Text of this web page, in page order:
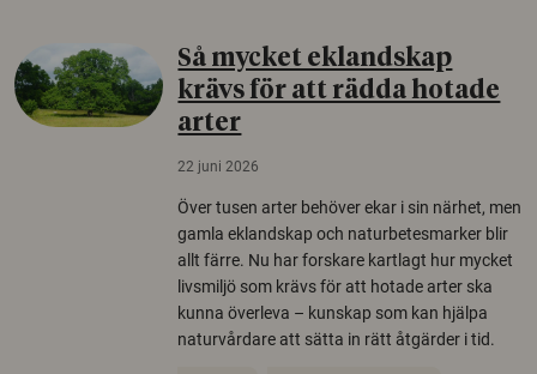
Så mycket eklandskap
krävs för att rädda hotade
arter
22 juni 2026
Över tusen arter behöver ekar i sin närhet, men
gamla eklandskap och naturbetesmarker blir
allt färre. Nu har forskare kartlagt hur mycket
livsmiljö som krävs för att hotade arter ska
kunna överleva – kunskap som kan hjälpa
naturvårdare att sätta in rätt åtgärder i tid.